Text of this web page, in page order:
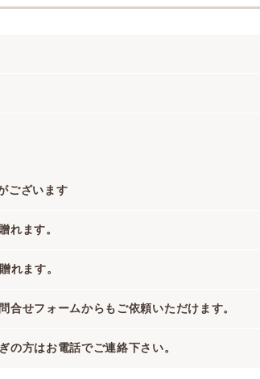
ございます
れます。
れます。
合せフォームからもご依頼いただけます。
の方はお電話でご連絡下さい。